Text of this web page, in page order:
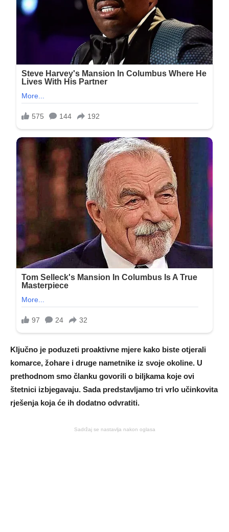
Ključno je poduzeti proaktivne mjere kako biste otjerali
komarce, žohare i druge nametnike iz svoje okoline. U
prethodnom smo članku govorili o biljkama koje ovi
štetnici izbjegavaju. Sada predstavljamo tri vrlo učinkovita
rješenja koja će ih dodatno odvratiti.
Sadržaj se nastavlja nakon oglasa